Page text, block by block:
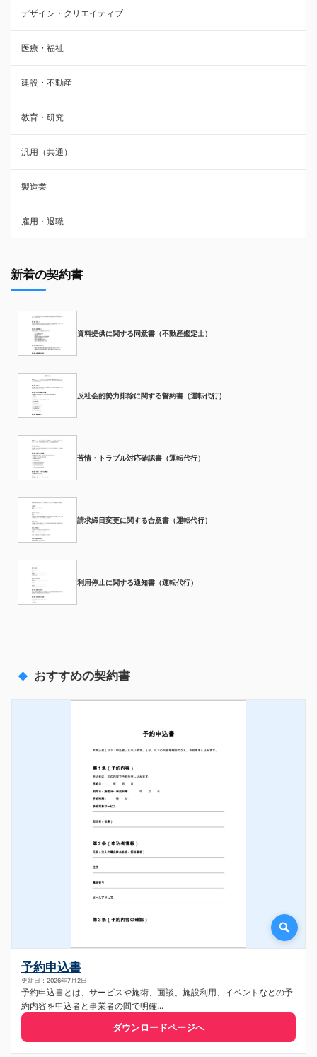
デザイン・クリエイティブ
医療・福祉
建設・不動産
教育・研究
汎用（共通）
製造業
雇用・退職
新着の契約書
資料提供に関する同意書（不動産鑑定士）
反社会的勢力排除に関する誓約書（運転代行）
苦情・トラブル対応確認書（運転代行）
請求締日変更に関する合意書（運転代行）
利用停止に関する通知書（運転代行）
おすすめの契約書
予約申込書
更新日：2026年7月2日
予約申込書とは、サービスや施術、面談、施設利用、イベントなどの予
約内容を申込者と事業者の間で明確...
ダウンロードページへ